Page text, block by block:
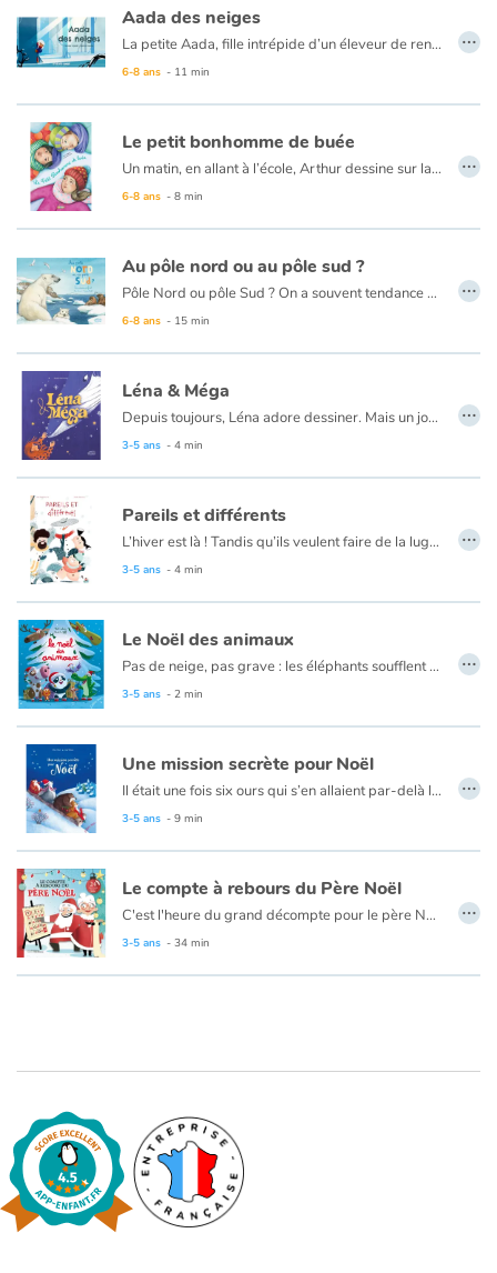
Aada des neiges
La petite Aada, fille intrépide d’un éleveur de rennes, vit dans un village au bord d’un grand lac de glace de Laponie. Un jour, la petite fille perçoit un mouvement intrigant près de la rive, et, bravant l’interdiction formelle de son père, penche la tête au-dessus de l’eau…
6-8 ans - 11 min
…
Le petit bonhomme de buée
Un matin, en allant à l’école, Arthur dessine sur la vitre de la voiture un petit bonhomme de buée. Ce petit bonhomme, qui n’a pas envie de disparaître, se glisse par la fenêtre restée entrouverte, et rejoint l’enfant dans sa classe. Daphné, en l’apercevant, le dessine à son tour. C’est ainsi que, passant de l’imaginaire d’un enfant à l’autre, il deviendra un petit bonhomme de craie, de sable, de papier et enfin un bonhomme de neige. Il sait bien qu’il finira par fondre mais qui sait ? Peut-être deviendra-t-il petit bonhomme de pâte à modeler ?
6-8 ans - 8 min
…
Au pôle nord ou au pôle sud ?
Pôle Nord ou pôle Sud ? On a souvent tendance à les confondre. Tous les deux aux extrémités de la Terre, ils sont souvent couverts de glace et leurs noms sont assez similaires : Arctique et Antarctique !
Au contraire, le pôle Nord abrite de nombreuses espèces de plantes, d'animaux, d'insectes aussi bien sur terre que dans ses mers. Des humains ont même réussi à s'établir harmonieusement dans cette région glaciale !
6-8 ans - 15 min
…
Léna & Méga
Depuis toujours, Léna adore dessiner. Mais un jour, elle regarde l'un de ses dessins d'un mauvais œil et perd confiance en elle. Comparé à d'autres, elle le trouve bien trop enfantin ! Déçue, elle déchire son dessin et s'en va se coucher.
3-5 ans - 4 min
…
Pareils et différents
L’hiver est là ! Tandis qu’ils veulent faire de la luge, les jumeaux se demandent : peut-on tout faire pareil ? Qu’est-ce que ça fait d’être différents ? C’est quoi, l’égalité ? Avec leurs deux papas, Hic et Nunc vont passer une journée remplie de neige et de questions.
3-5 ans - 4 min
…
Le Noël des animaux
Pas de neige, pas grave : les éléphants soufflent des confettis blancs par leur trompe et la magie opère. Les grenouilles s'égosillent en chantant Petit Papa Noël. Les vaches essaient de passer par la cheminée. Les petits crocos mangent les cadeaux, le hibou nous chouette à tous un joyeux Noël ! Éclats de rire et poésie au rendez-vous.
3-5 ans - 2 min
…
Une mission secrète pour Noël
Il était une fois six ours qui s’en allaient par-delà la forêt, six frères bien nommés : Valeureux, Rêveur, Gourmand, Coquin, Frileux et Petit. Où allaient-ils par cet après-midi glacial d’hiver ? Certains chuchotaient qu’ils avaient une mission secrète, une mission secrète pour Noël...
3-5 ans - 9 min
…
Le compte à rebours du Père Noël
C'est l'heure du grand décompte pour le père Noël et ses lutins ! Sapin turlupin ! C'est le 1er décembre et voilà que les premières lettres arrivent déjà au pôle Nord. Il est grand temps pour le père Noël, la mère Noël, les lutins et les rennes de mettre en branle les préparatifs pour la grande fête de Noël. Tous les jours, à partir du 1er décembre jusqu'à la veille de Noël, les enfants pourront lire une courte histoire qui les entraînera dans les coulisses de l'atelier de jouets du père Noël. Il y a tant de choses à faire...
3-5 ans - 34 min
…